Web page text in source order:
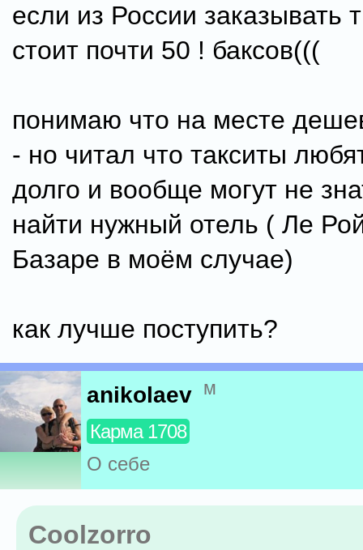
если из России заказывать
стоит почти 50 ! баксов(((
понимаю что на месте
- но читал что такситы
долго и вообще могут не
найти нужный отель ( Ле
Базаре в моём случае)
как лучше поступить?
anikolaev м
Карма 1708
О себе
Coolzorro